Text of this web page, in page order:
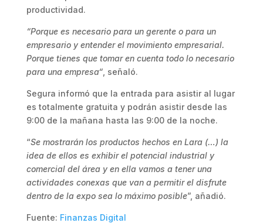
productividad.
“Porque es necesario para un gerente o para un
empresario y entender el movimiento empresarial.
Porque tienes que tomar en cuenta todo lo necesario
para una empresa“, señaló.
Segura informó que la entrada para asistir al lugar
es totalmente gratuita y podrán asistir desde las
9:00 de la mañana hasta las 9:00 de la noche.
“Se mostrarán los productos hechos en Lara (…) la
idea de ellos es exhibir el potencial industrial y
comercial del área y en ella vamos a tener una
actividades conexas que van a permitir el disfrute
dentro de la expo sea lo máximo posible”, añadió.
Fuente: Finanzas Digital